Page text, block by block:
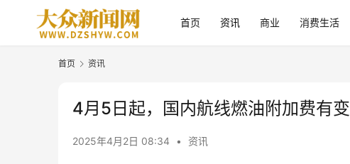
首页 资讯 商业 消费生活
首页 资讯
4月5日起，国内航线燃油附加费有变
2025年4月2日 08:34 • 资讯